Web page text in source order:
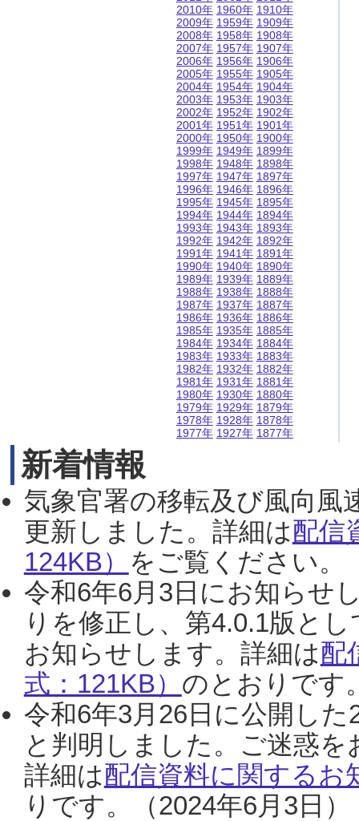
2010年
2009年
2008年
2007年
2006年
2005年
2004年
2003年
2002年
2001年
2000年
1999年
1998年
1997年
1996年
1995年
1994年
1993年
1992年
1991年
1990年
1989年
1988年
1987年
1986年
1985年
1984年
1983年
1982年
1981年
1980年
1979年
1978年
1977年
1960年
1959年
1958年
1957年
1956年
1955年
1954年
1953年
1952年
1951年
1950年
1949年
1948年
1947年
1946年
1945年
1944年
1943年
1942年
1941年
1940年
1939年
1938年
1937年
1936年
1935年
1934年
1933年
1932年
1931年
1930年
1929年
1928年
1927年
1910年
1909年
1908年
1907年
1906年
1905年
1904年
1903年
1902年
1901年
1900年
1899年
1898年
1897年
1896年
1895年
1894年
1893年
1892年
1891年
1890年
1889年
1888年
1887年
1886年
1885年
1884年
1883年
1882年
1881年
1880年
1879年
1878年
1877年
新着情報
気象官署の移転及び風向風
更新しました。詳細は配信
124KB） をご覧ください。
令和6年6月3日にお知らせ
りを修正し、第4.0.1版と
お知らせします。詳細は配
式：121KB） のとおりです
令和6年3月26日に公開し
と判明しました。ご迷惑
詳細は配信資料に関するお
りです。（2024年6月3日）